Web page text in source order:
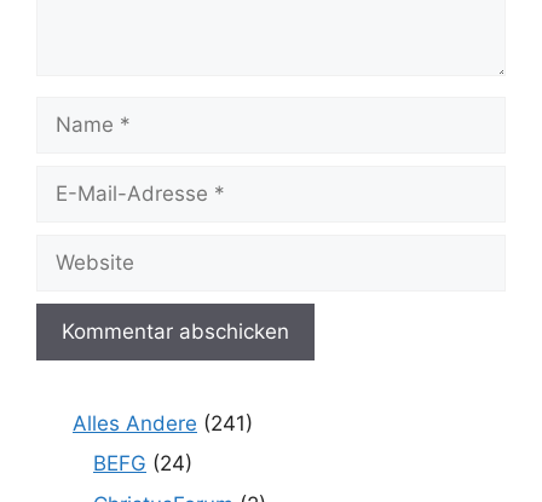
Mail-
Alles Andere (241)
BEFG (24)